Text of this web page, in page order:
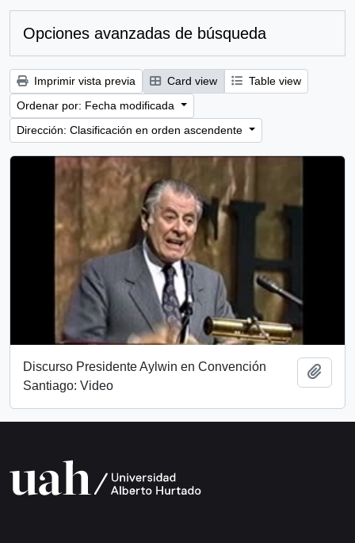
Opciones avanzadas de búsqueda
Imprimir vista previa Card view
Table view
Ordenar por: Fecha modificada
Dirección: Clasificación en orden ascendente
Discurso Presidente Aylwin en Convención
Santiago: Video